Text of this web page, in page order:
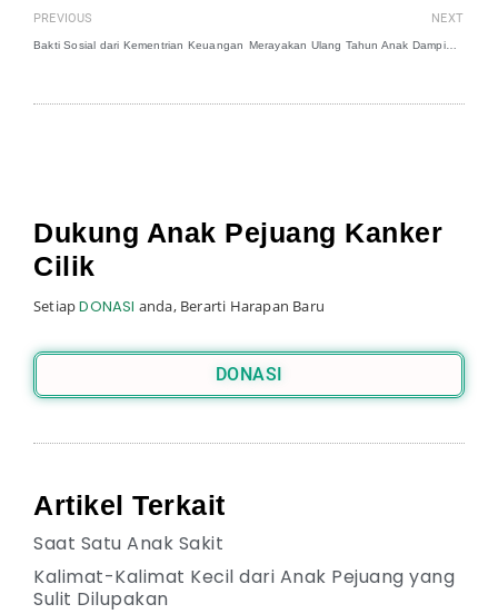
PREVIOUS
Bakti Sosial dari Kementrian Keuangan
NEXT
Merayakan Ulang Tahun Anak Dampingan dengan Sederhana
Dukung Anak Pejuang Kanker
Cilik
SetiapDONASI anda, Berarti Harapan Baru
DONASI
Artikel Terkait
Saat Satu Anak Sakit
Kalimat-Kalimat Kecil dari Anak Pejuang yang
Sulit Dilupakan